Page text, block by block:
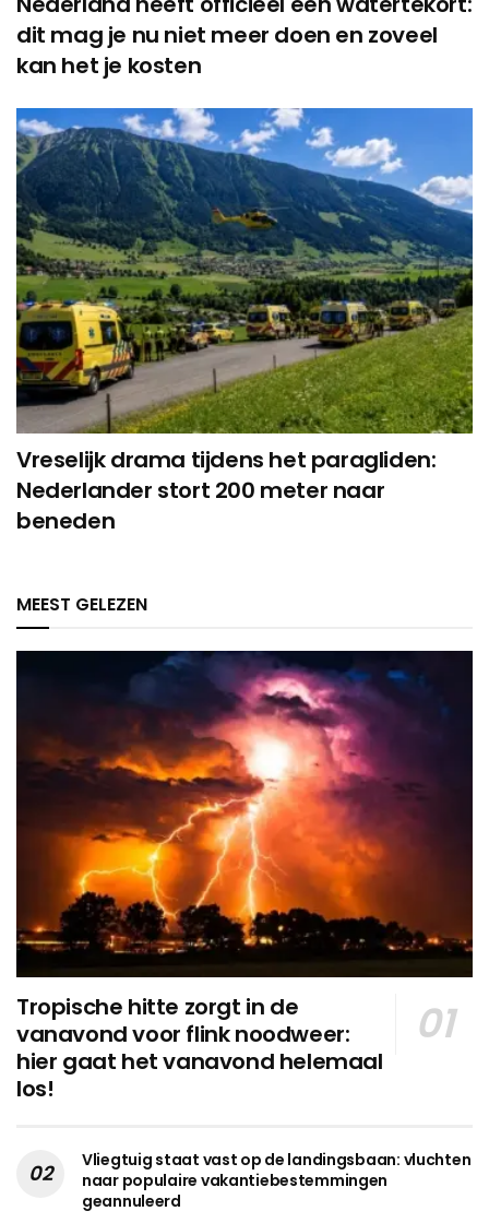
dit mag je nu niet meer doen en zoveel
kan het je kosten
Vreselijk drama tijdens het paragliden:
Nederlander stort 200 meter naar
beneden
MEEST GELEZEN
Tropische hitte zorgt in de
vanavond voor flink noodweer:
hier gaat het vanavond helemaal
los!
Vliegtuig staat vast op de landingsbaan: vluchten
naar populaire vakantiebestemmingen
geannuleerd